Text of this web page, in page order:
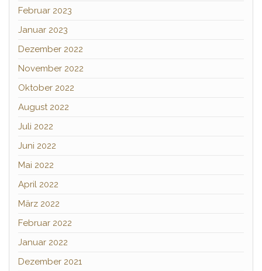
Februar 2023
Januar 2023
Dezember 2022
November 2022
Oktober 2022
August 2022
Juli 2022
Juni 2022
Mai 2022
April 2022
März 2022
Februar 2022
Januar 2022
Dezember 2021